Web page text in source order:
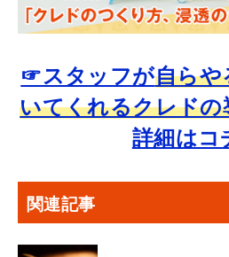
☞スタッフが自らや
いてくれるクレドの
詳細はコ
関連記事